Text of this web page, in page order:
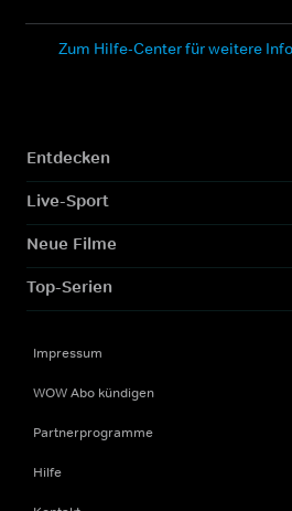
Zum Hilfe-Center für weitere
Entdecken
Live-Sport
Neue Filme
Top-Serien
Impressum
WOW Abo kündigen
Partnerprogramme
Hilfe